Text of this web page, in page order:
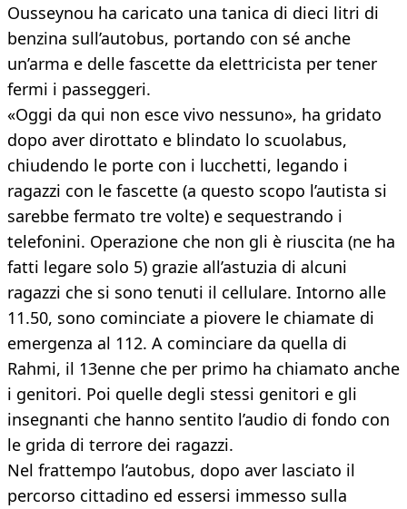
Ousseynou ha caricato una tanica di dieci litri di
benzina sull’autobus, portando con sé anche
un’arma e delle fascette da elettricista per tener
fermi i passeggeri.
«Oggi da qui non esce vivo nessuno», ha gridato
dopo aver dirottato e blindato lo scuolabus,
chiudendo le porte con i lucchetti, legando i
ragazzi con le fascette (a questo scopo l’autista si
sarebbe fermato tre volte) e sequestrando i
telefonini. Operazione che non gli è riuscita (ne ha
fatti legare solo 5) grazie all’astuzia di alcuni
ragazzi che si sono tenuti il cellulare. Intorno alle
11.50, sono cominciate a piovere le chiamate di
emergenza al 112. A cominciare da quella di
Rahmi, il 13enne che per primo ha chiamato anche
i genitori. Poi quelle degli stessi genitori e gli
insegnanti che hanno sentito l’audio di fondo con
le grida di terrore dei ragazzi.
Nel frattempo l’autobus, dopo aver lasciato il
percorso cittadino ed essersi immesso sulla